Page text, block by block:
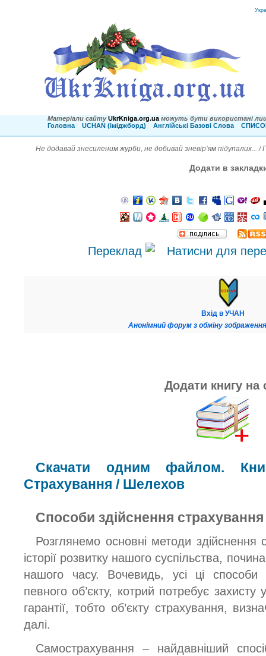
Матеріали сайту UkrKniga.org.ua можуть бути використані
Головна
UCHAN (іміджборд) Англійські Базові Слова
Не додавай знесиленим журби, не добивай зневір’ям підупалих... /
Додати в
Переклад
Вхід в УЧАН
Анонімний форум з обміну
Додати книгу на
Скачати одним файлом.
Страхування / Шелехов
Способи здійснення страхування
Розглянемо основні методи здійснення
історії розвитку нашого суспільства,
нашого часу. Вочевидь, усі ці способи
певного об’єкту, котрий потребує захисту
гарантії, тобто об’єкту страхування,
далі.
Самострахування – найдавніший